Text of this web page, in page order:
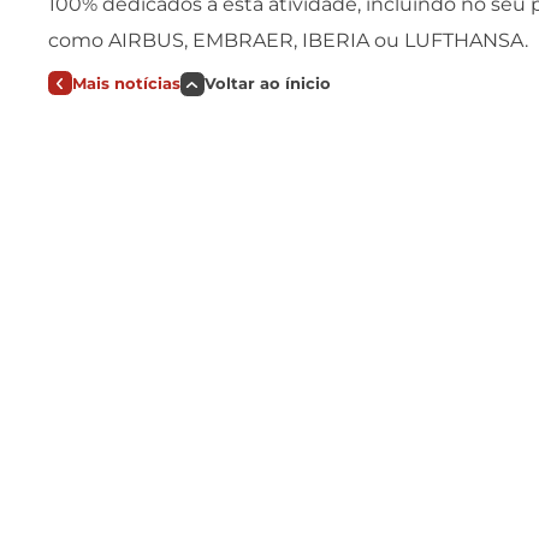
como AIRBUS, EMBRAER, IBERIA ou LUFTHANSA.
Mais notícias Voltar ao ínicio